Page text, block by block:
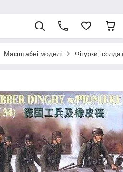
Масштабні моделі Фігурки,